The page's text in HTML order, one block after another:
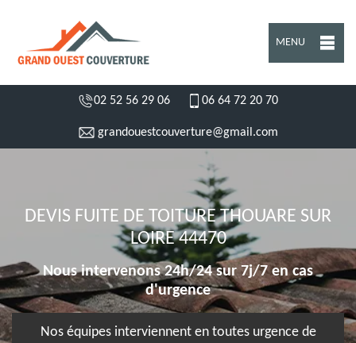
MENU
02 52 56 29 06 06 64 72 20 70
grandouestcouverture@gmail.com
DEVIS FUITE DE TOITURE THOUARE SUR
LOIRE 44470
Nous intervenons 24h/24 sur 7j/7 en cas
d'urgence
Nos équipes interviennent en toutes urgence de